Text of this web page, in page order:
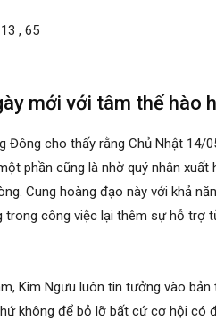
, 65
mới với tâm thế hào
Đông cho thấy rằng Chủ Nhật 14/
phần cũng là nhờ quý nhân xuất
Cung hoàng đạo này với khả
trong công việc lại thêm sự hỗ trợ
Kim Ngưu luôn tin tưởng vào
không để bỏ lỡ bất cứ cơ hội có